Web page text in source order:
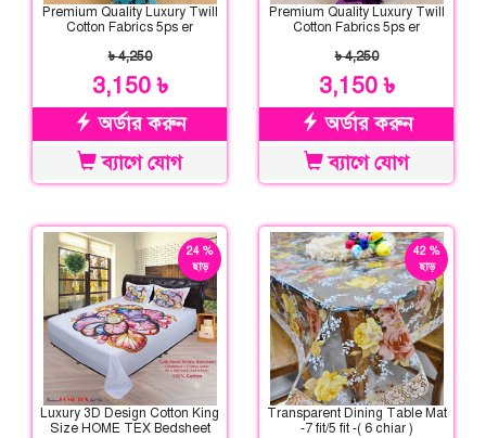
Premium Quality Luxury Twill
Cotton Fabrics 5ps er
৳ 4,250
3,150 ৳
অর্ডার করুন
ব্যাগে যোগ
Premium Quality Luxury Twill
Cotton Fabrics 5ps er
৳ 4,250
3,150 ৳
অর্ডার করুন
ব্যাগে যোগ
24 %
ছাড়
Luxury 3D Design Cotton King
Size HOME TEX Bedsheet
42 %
ছাড়
Transparent Dining Table Mat
-7 fit/5 fit -( 6 chiar )